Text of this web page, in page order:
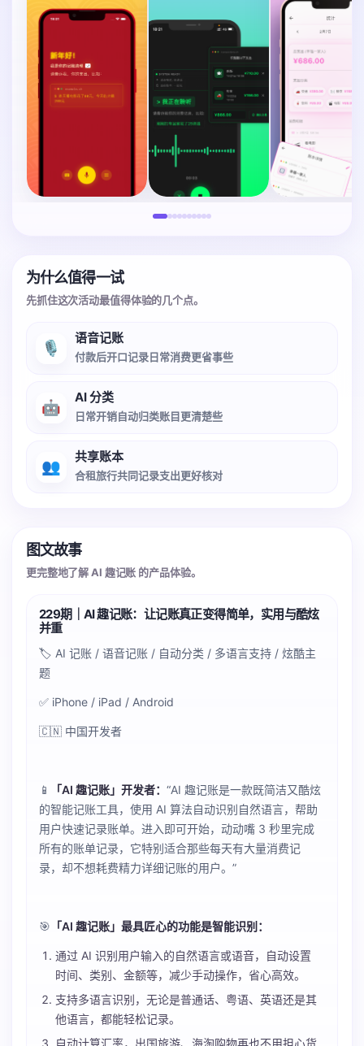
为什么值得一试
先抓住这次活动最值得体验的几个点。
🎙️
语音记账
付款后开口记录日常消费更省事些
🤖
AI 分类
日常开销自动归类账目更清楚些
👥
共享账本
合租旅行共同记录支出更好核对
图文故事
更完整地了解 AI 趣记账 的产品体验。
229期｜AI 趣记账：让记账真正变得简单，实用与酷炫
并重
🏷️ AI 记账 / 语音记账 / 自动分类 / 多语言支持 / 炫酷主
题
✅ iPhone / iPad / Android
🇨🇳 中国开发者
📱 「AI 趣记账」开发者： “AI 趣记账是一款既简洁又酷炫
的智能记账工具，使用 AI 算法自动识别自然语言，帮助
用户快速记录账单。进入即可开始，动动嘴 3 秒里完成
所有的账单记录，它特别适合那些每天有大量消费记
录，却不想耗费精力详细记账的用户。”
🎯 「AI 趣记账」最具匠心的功能是智能识别：
通过 AI 识别用户输入的自然语言或语音，自动设置
时间、类别、金额等，减少手动操作，省心高效。
支持多语言识别，无论是普通话、粤语、英语还是其
他语言，都能轻松记录。
自动计算汇率，出国旅游、海淘购物再也不用担心货